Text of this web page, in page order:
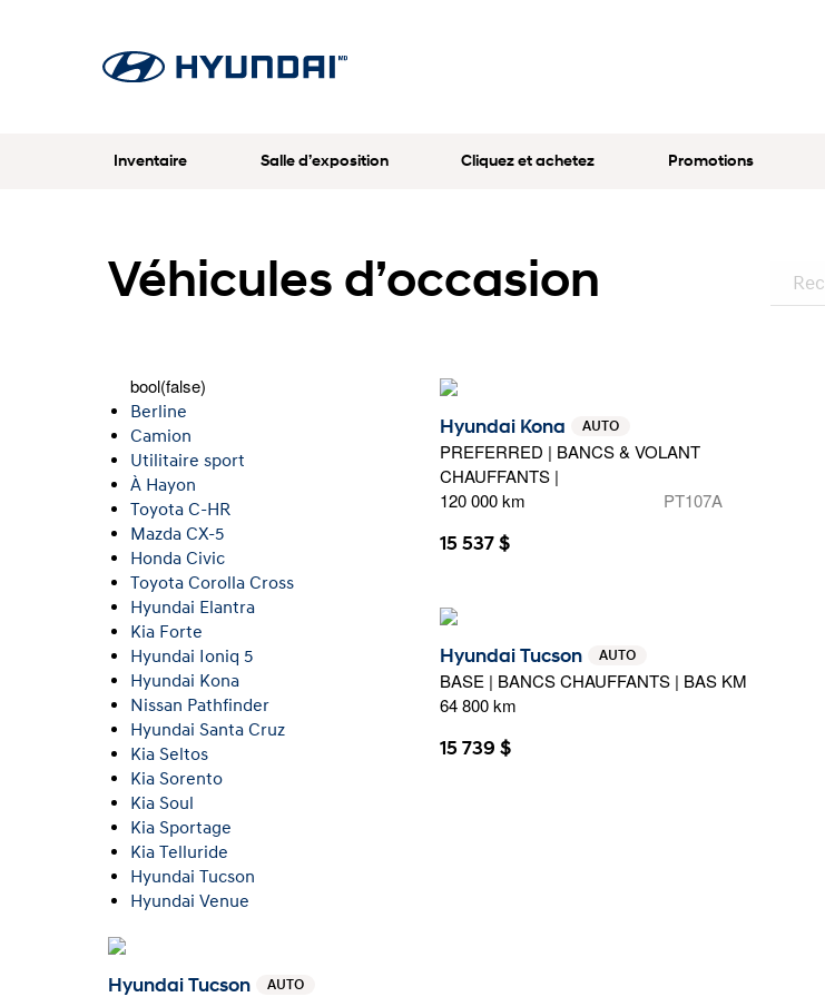
Inventaire Salle d’exposition Cliquez et achetez Promotions
Véhicules d’occasion
bool(false)
Berline
Camion
Utilitaire sport
À Hayon
Toyota C-HR
Mazda CX-5
Honda Civic
Toyota Corolla Cross
Hyundai Elantra
Kia Forte
Hyundai Ioniq 5
Hyundai Kona
Nissan Pathfinder
Hyundai Santa Cruz
Kia Seltos
Kia Sorento
Kia Soul
Kia Sportage
Kia Telluride
Hyundai Tucson
Hyundai Venue
Hyundai Kona AUTO
PREFERRED | BANCS & VOLANT
CHAUFFANTS |
120 000 km
PT107A
15 537 $
Hyundai Tucson AUTO
BASE | BANCS CHAUFFANTS | BAS KM
64 800 km
15 739 $
Hyundai Tucson AUTO